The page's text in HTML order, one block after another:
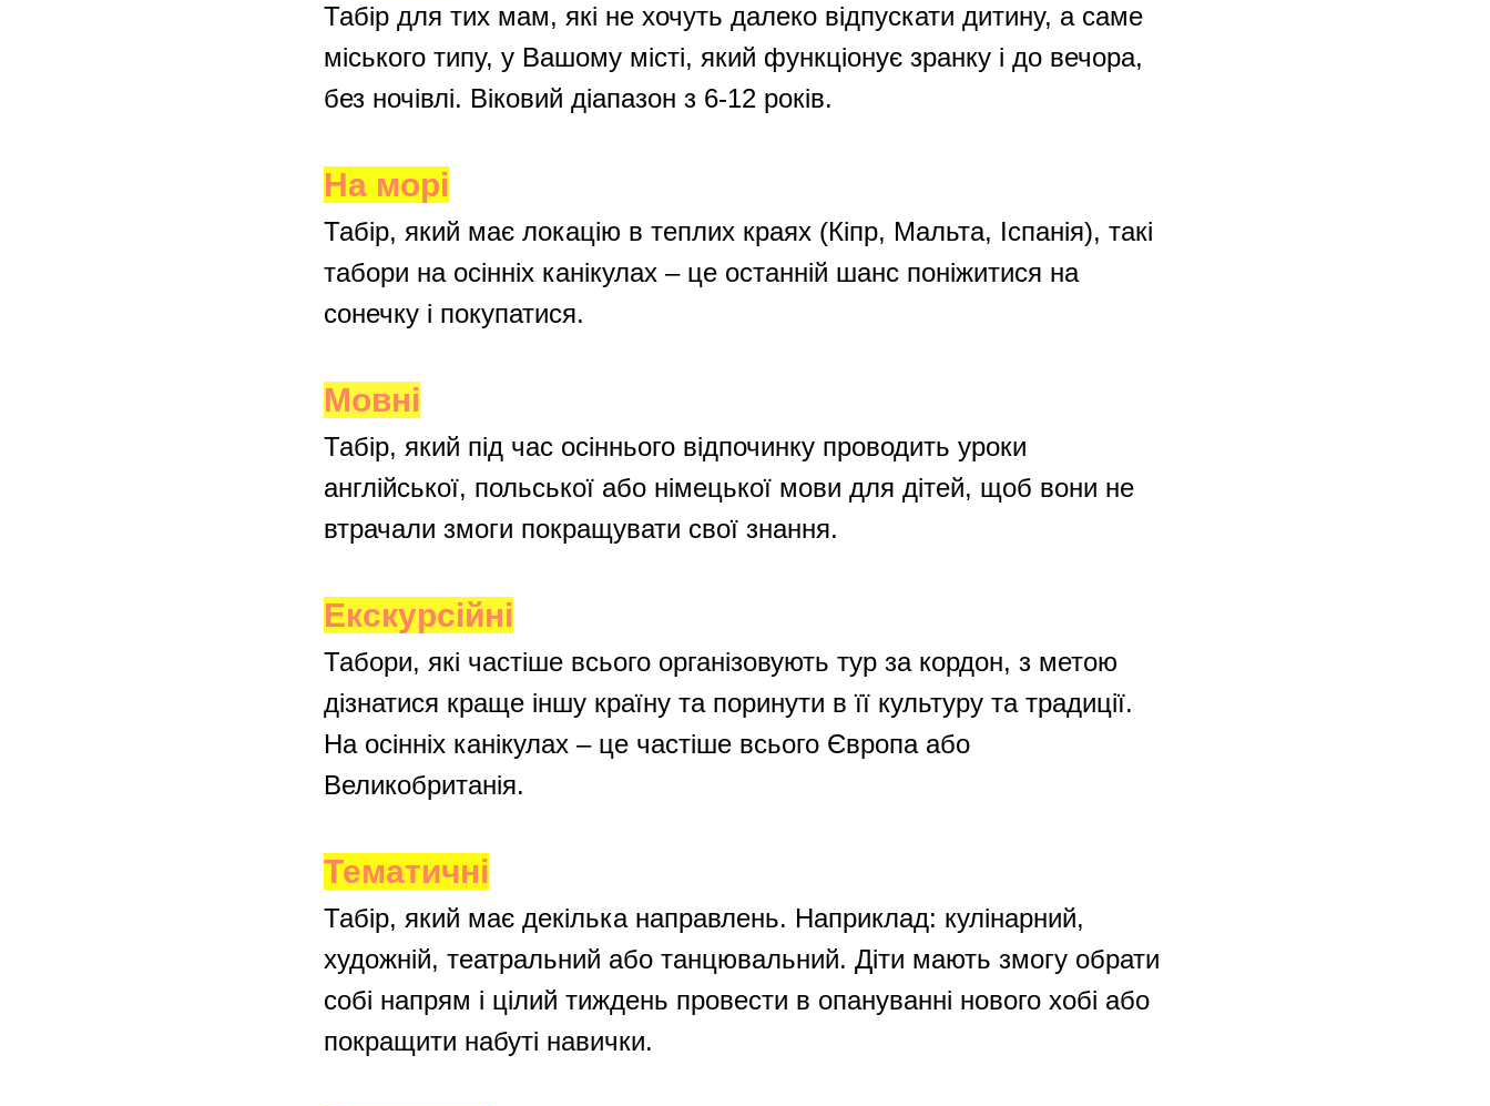
Табір для тих мам, які не хочуть далеко відпускати дитину, а саме
міського типу, у Вашому місті, який функціонує зранку і до вечора,
без ночівлі. Віковий діапазон з 6-12 років.
На морі
Табір, який має локацію в теплих краях (Кіпр, Мальта, Іспанія), такі
табори на осінніх канікулах – це останній шанс поніжитися на
сонечку і покупатися.
Мовні
Табір, який під час осіннього відпочинку проводить уроки
англійської, польської або німецької мови для дітей, щоб вони не
втрачали змоги покращувати свої знання.
Екскурсійні
Табори, які частіше всього організовують тур за кордон, з метою
дізнатися краще іншу країну та поринути в її культуру та традиції.
На осінніх канікулах – це частіше всього Європа або
Великобританія.
Тематичні
Табір, який має декілька направлень. Наприклад: кулінарний,
художній, театральний або танцювальний. Діти мають змогу обрати
собі напрям і цілий тиждень провести в опануванні нового хобі або
покращити набуті навички.